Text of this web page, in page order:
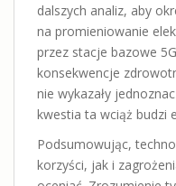
dalszych analiz, aby
na promieniowanie
przez stacje bazowe
konsekwencje
nie wykazały
kwestia ta wciąż budzi
Podsumowując,
korzyści, jak i